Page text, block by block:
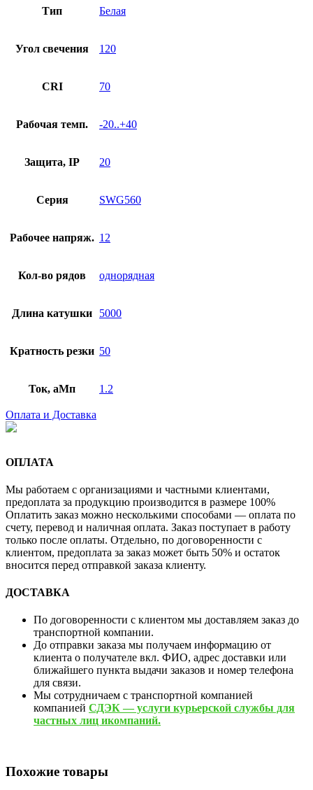
Тип Белая
Угол свечения 120
CRI 70
Рабочая темп. -20..+40
Защита, IP 20
Серия SWG560
Рабочее напряж. 12
Кол-во рядов однорядная
Длина катушки 5000
Кратность резки 50
Ток, аМп 1.2
Оплата и Доставка
ОПЛАТА
Мы работаем с организациями и частными клиентами,
предоплата за продукцию производится в размере 100%
Оплатить заказ можно несколькими способами — оплата по
счету, перевод и наличная оплата. Заказ поступает в работу
только после оплаты. Отдельно, по договоренности с
клиентом, предоплата за заказ может быть 50% и остаток
вносится перед отправкой заказа клиенту.
ДОСТАВКА
По договоренности с клиентом мы доставляем заказ до
транспортной компании.
До отправки заказа мы получаем информацию от
клиента о получателе вкл. ФИО, адрес доставки или
ближайшего пункта выдачи заказов и номер телефона
для связи.
Мы сотрудничаем с транспортной компанией
компанией СДЭК — услуги курьерской службы для
частных лиц икомпаний.
Похожие товары